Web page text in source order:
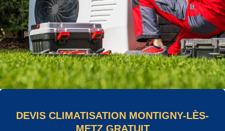
DEVIS CLIMATISATION MONTIGNY-LÈS-
METZ GRATUIT